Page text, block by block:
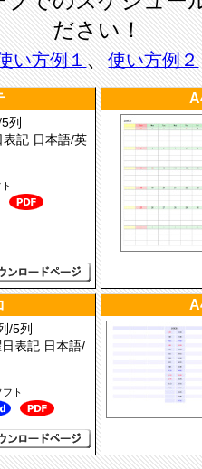
ださい！
い方例１ 、使い方例２
列
表記 日本語/英
/5列
表記 日本語/
フト